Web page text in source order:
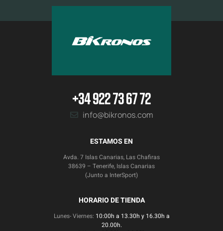
+34 922 73 67 72
info@bikronos.com
ESTAMOS EN
Avda. 7 Islas Canarias, Las Chafiras
38639 – Tenerife, Islas Canarias
(Junto a InterSport)
HORARIO DE TIENDA
Lunes- Viernes: 10:00h a 13.30h y 16.30h a
20.00h.